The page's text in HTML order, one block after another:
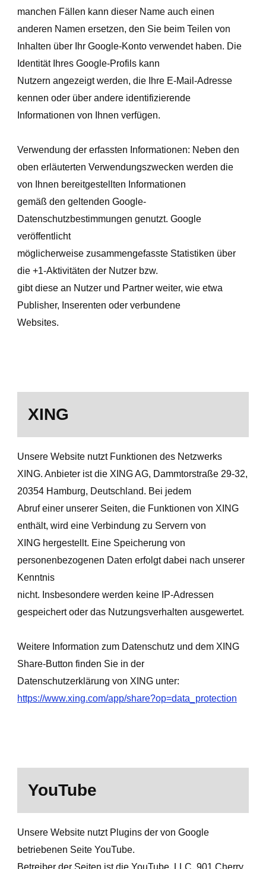
manchen Fällen kann dieser Name auch einen
anderen Namen ersetzen, den Sie beim Teilen von
Inhalten über Ihr Google-Konto verwendet haben. Die
Identität Ihres Google-Profils kann
Nutzern angezeigt werden, die Ihre E-Mail-Adresse
kennen oder über andere identifizierende
Informationen von Ihnen verfügen.
Verwendung der erfassten Informationen: Neben den
oben erläuterten Verwendungszwecken werden die
von Ihnen bereitgestellten Informationen
gemäß den geltenden Google-
Datenschutzbestimmungen genutzt. Google
veröffentlicht
möglicherweise zusammengefasste Statistiken über
die +1-Aktivitäten der Nutzer bzw.
gibt diese an Nutzer und Partner weiter, wie etwa
Publisher, Inserenten oder verbundene
Websites.
XING
Unsere Website nutzt Funktionen des Netzwerks
XING. Anbieter ist die XING AG, Dammtorstraße 29-32,
20354 Hamburg, Deutschland. Bei jedem
Abruf einer unserer Seiten, die Funktionen von XING
enthält, wird eine Verbindung zu Servern von
XING hergestellt. Eine Speicherung von
personenbezogenen Daten erfolgt dabei nach unserer
Kenntnis
nicht. Insbesondere werden keine IP-Adressen
gespeichert oder das Nutzungsverhalten ausgewertet.
Weitere Information zum Datenschutz und dem XING
Share-Button finden Sie in der
Datenschutzerklärung von XING unter:
https://www.xing.com/app/share?op=data_protection
YouTube
Unsere Website nutzt Plugins der von Google
betriebenen Seite YouTube.
Betreiber der Seiten ist die YouTube, LLC, 901 Cherry